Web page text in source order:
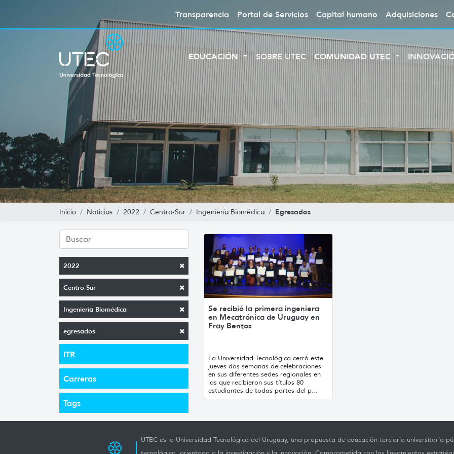
Transparencia Portal de Servicios Capital humano Adquisiciones
EDUCACIÓN SOBRE UTEC COMUNIDAD UTEC
Inicio Noticias 2022 Centro-Sur Ingeniería Biomédica Egresados
2022
Centro-Sur
Ingeniería Biomédica
egresados
ITR
Carreras
Tags
Se recibió la primera ingeniera
en Mecatrónica de Uruguay en
Fray Bentos
La Universidad Tecnológica cerró este
jueves dos semanas de celebraciones
en sus diferentes sedes regionales en
las que recibieron sus títulos 80
estudiantes de todas partes del p...
UTEC es la Universidad Tecnológica del Uruguay, una propuesta de educación terciaria universitaria